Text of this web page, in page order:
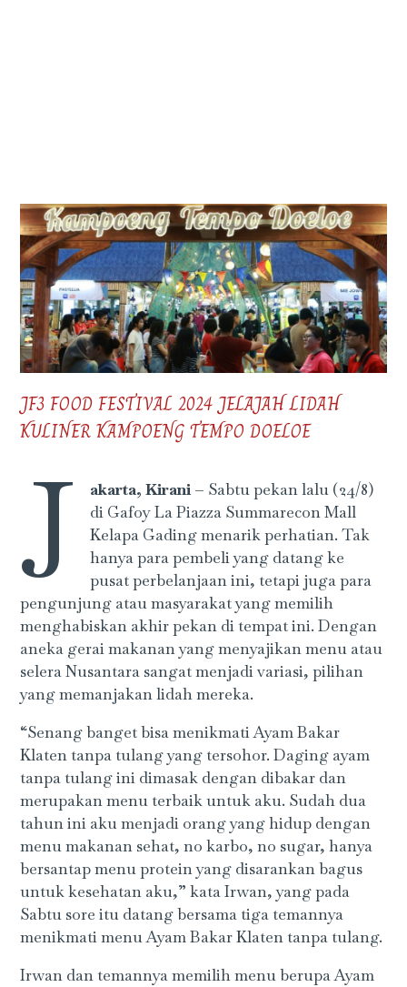
JF3 FOOD FESTIVAL 2024 JELAJAH LIDAH
KULINER KAMPOENG TEMPO DOELOE
J akarta, Kirani – Sabtu pekan lalu (24/8)
di Gafoy La Piazza Summarecon Mall
Kelapa Gading menarik perhatian. Tak
hanya para pembeli yang datang ke
pusat perbelanjaan ini, tetapi juga para
pengunjung atau masyarakat yang memilih
menghabiskan akhir pekan di tempat ini. Dengan
aneka gerai makanan yang menyajikan menu atau
selera Nusantara sangat menjadi variasi, pilihan
yang memanjakan lidah mereka.
“Senang banget bisa menikmati Ayam Bakar
Klaten tanpa tulang yang tersohor. Daging ayam
tanpa tulang ini dimasak dengan dibakar dan
merupakan menu terbaik untuk aku. Sudah dua
tahun ini aku menjadi orang yang hidup dengan
menu makanan sehat, no karbo, no sugar, hanya
bersantap menu protein yang disarankan bagus
untuk kesehatan aku,” kata Irwan, yang pada
Sabtu sore itu datang bersama tiga temannya
menikmati menu Ayam Bakar Klaten tanpa tulang.
Irwan dan temannya memilih menu berupa Ayam